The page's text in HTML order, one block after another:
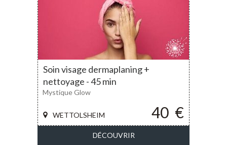
Soin visage dermaplaning +
nettoyage - 45 min
40 €
WETTOLSHEIM
Mystique Glow
DÉCOUVRIR